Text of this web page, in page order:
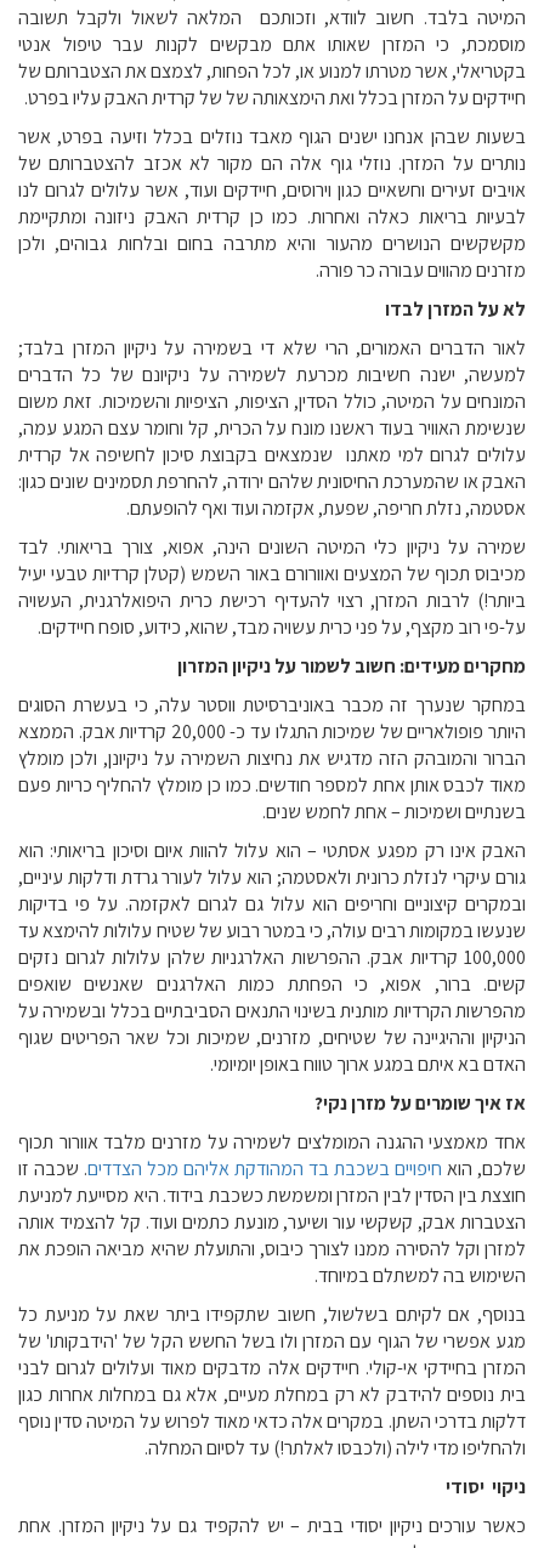
המיטה בלבד. חשוב לוודא, וזכותכם המלאה לשאול ולקבל תשובה
מוסמכת, כי המזרן שאותו אתם מבקשים לקנות עבר טיפול אנטי
בקטריאלי, אשר מטרתו למנוע או, לכל הפחות, לצמצם את הצטברותם של
חיידקים על המזרן בכלל ואת הימצאותה של של קרדית האבק עליו בפרט.
בשעות שבהן אנחנו ישנים הגוף מאבד נוזלים בכלל וזיעה בפרט, אשר
נותרים על המזרן. נוזלי גוף אלה הם מקור לא אכזב להצטברותם של
אויבים זעירים וחשאיים כגון וירוסים, חיידקים ועוד, אשר עלולים לגרום לנו
לבעיות בריאות כאלה ואחרות. כמו כן קרדית האבק ניזונה ומתקיימת
מקשקשים הנושרים מהעור והיא מתרבה בחום ובלחות גבוהים, ולכן
מזרנים מהווים עבורה כר פורה.
לא על המזרן לבדו
לאור הדברים האמורים, הרי שלא די בשמירה על ניקיון המזרן בלבד;
למעשה, ישנה חשיבות מכרעת לשמירה על ניקיונם של כל הדברים
המונחים על המיטה, כולל הסדין, הציפות, הציפיות והשמיכות. זאת משום
שנשימת האוויר בעוד ראשנו מונח על הכרית, קל וחומר עצם המגע עמה,
עלולים לגרום למי מאתנו שנמצאים בקבוצת סיכון לחשיפה אל קרדית
האבק או שהמערכת החיסונית שלהם ירודה, להחרפת תסמינים שונים כגון:
אסטמה, נזלת חריפה, שפעת, אקזמה ועוד ואף להופעתם.
שמירה על ניקיון כלי המיטה השונים הינה, אפוא, צורך בריאותי. לבד
מכיבוס תכוף של המצעים ואוורורם באור השמש (קטלן קרדיות טבעי יעיל
ביותר!) לרבות המזרן, רצוי להעדיף רכישת כרית היפואלרגנית, העשויה
על-פי רוב מקצף, על פני כרית עשויה מבד, שהוא, כידוע, סופח חיידקים.
מחקרים מעידים: חשוב לשמור על ניקיון המזרון
במחקר שנערך זה מכבר באוניברסיטת ווסטר עלה, כי בעשרת הסוגים
היותר פופולאריים של שמיכות התגלו עד כ- 20,000 קרדיות אבק. הממצא
הברור והמובהק הזה מדגיש את נחיצות השמירה על ניקיונן, ולכן מומלץ
מאוד לכבס אותן אחת למספר חודשים. כמו כן מומלץ להחליף כריות פעם
בשנתיים ושמיכות – אחת לחמש שנים.
האבק אינו רק מפגע אסתטי – הוא עלול להוות איום וסיכון בריאותי: הוא
גורם עיקרי לנזלת כרונית ולאסטמה; הוא עלול לעורר גרדת ודלקות עיניים,
ובמקרים קיצוניים וחריפים הוא עלול גם לגרום לאקזמה. על פי בדיקות
שנעשו במקומות רבים עולה, כי במטר רבוע של שטיח עלולות להימצא עד
100,000 קרדיות אבק. ההפרשות האלרגניות שלהן עלולות לגרום נזקים
קשים. ברור, אפוא, כי הפחתת כמות האלרגנים שאנשים שואפים
מהפרשות הקרדיות מותנית בשינוי התנאים הסביבתיים בכלל ובשמירה על
הניקיון וההיגיינה של שטיחים, מזרנים, שמיכות וכל שאר הפריטים שגוף
האדם בא איתם במגע ארוך טווח באופן יומיומי.
אז איך שומרים על מזרן נקי?
אחד מאמצעי ההגנה המומלצים לשמירה על מזרנים מלבד אוורור תכוף
שלכם, הוא חיפויים בשכבת בד המהודקת אליהם מכל הצדדים. שכבה זו
חוצצת בין הסדין לבין המזרן ומשמשת כשכבת בידוד. היא מסייעת למניעת
הצטברות אבק, קשקשי עור ושיער, מונעת כתמים ועוד. קל להצמיד אותה
למזרן וקל להסירה ממנו לצורך כיבוס, והתועלת שהיא מביאה הופכת את
השימוש בה למשתלם במיוחד.
בנוסף, אם לקיתם בשלשול, חשוב שתקפידו ביתר שאת על מניעת כל
מגע אפשרי של הגוף עם המזרן ולו בשל החשש הקל של 'הידבקותו' של
המזרן בחיידקי אי-קולי. חיידקים אלה מדבקים מאוד ועלולים לגרום לבני
בית נוספים להידבק לא רק במחלת מעיים, אלא גם במחלות אחרות כגון
דלקות בדרכי השתן. במקרים אלה כדאי מאוד לפרוש על המיטה סדין נוסף
ולהחליפו מדי לילה (ולכבסו לאלתר!) עד לסיום המחלה.
ניקוי יסודי
כאשר עורכים ניקיון יסודי בבית – יש להקפיד גם על ניקיון המזרן. אחת